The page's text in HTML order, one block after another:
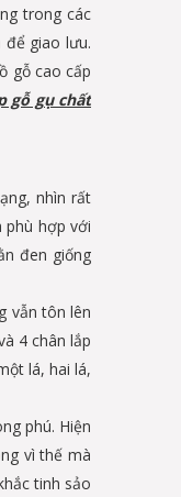
trong các
giao lưu.
gỗ cao cấp
gỗ gụ chất
nhìn rất
phù hợp với
đen giống
vẫn tôn lên
4 chân lắp
lá, hai lá,
phú. Hiện
vì thế mà
tinh sảo